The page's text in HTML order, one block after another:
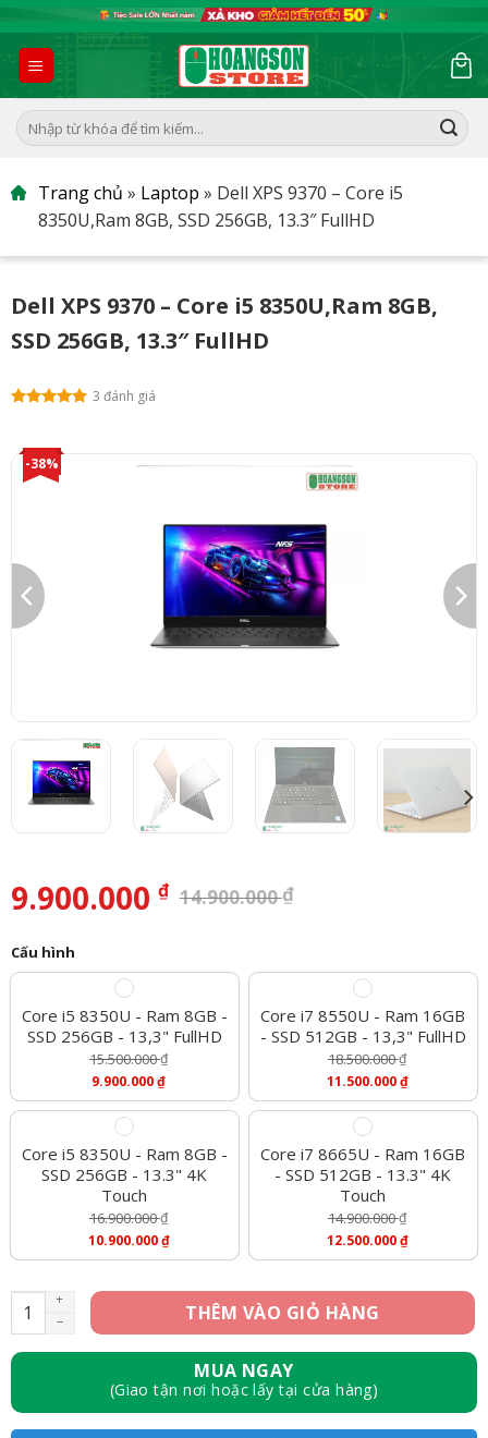
to
content
Tìm
kiếm:
Trang chủ » Laptop » Dell XPS 9370 – Core i5
8350U,Ram 8GB, SSD 256GB, 13.3″ FullHD
Dell XPS 9370 – Core i5 8350U,Ram 8GB,
SSD 256GB, 13.3″ FullHD
3 đánh giá
-38%
9.900.000 ₫ 14.900.000₫
Cấu hình
Core i5 8350U - Ram 8GB -
SSD 256GB - 13,3" FullHD
15.500.000₫
Gốc
Là:
9.900.000₫
Giá
Là:
9.900.000 ₫.
Core i7 8550U - Ram 16GB
- SSD 512GB - 13,3" FullHD
18.500.000₫
Gốc
Là:
11.500.000₫
Giá
Là:
11.500.000 ₫.
Core i5 8350U - Ram 8GB -
SSD 256GB - 13.3" 4K
Touch
16.900.000₫
Gốc
16.900.000 ₫.
10.900.000₫
Giá
Tại
Là:
10.900.000 ₫.
Core i7 8665U - Ram 16GB
- SSD 512GB - 13.3" 4K
Touch
14.900.000₫
Gốc
14.900.000 ₫.
12.500.000₫
Giá
Tại
Là:
Dell XPS 9370 - Core i5 8350U,Ram 8GB, SSD 256GB, 13.3"
THÊM VÀO GIỎ HÀNG
MUA NGAY
(Giao tận nơi hoặc lấy tại cửa hàng)